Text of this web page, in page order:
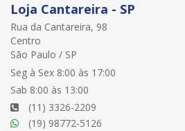
Loja Cantareira - SP
Rua da Cantareira, 98
Centro
São Paulo / SP
Seg à Sex 8:00 às 17:00
Sab 8:00 às 13:00
(11) 3326-2209
(19) 98772-5126